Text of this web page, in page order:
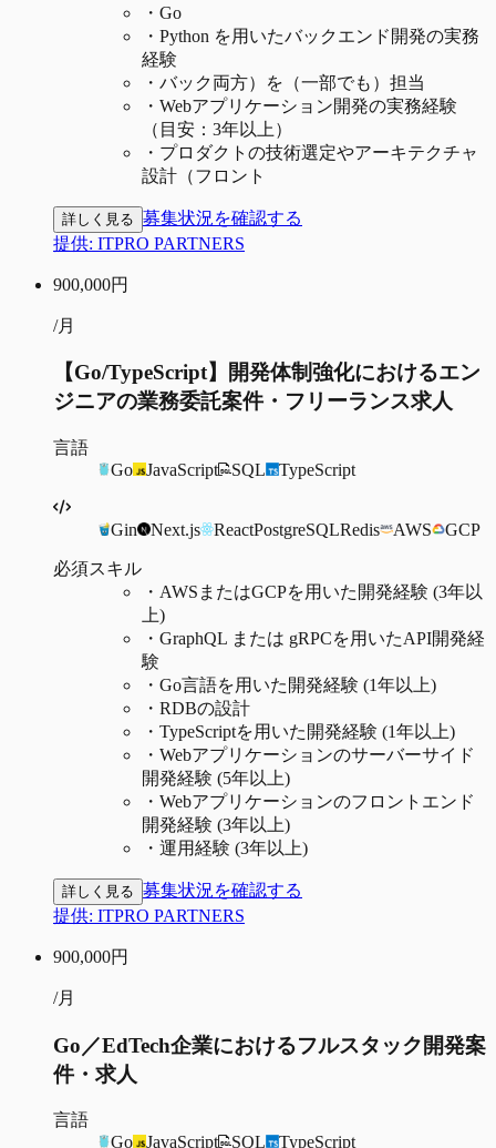
・ Go
・ Python を用いたバックエンド開発の実務
経験
・ バック両方）を（一部でも）担当
・ Webアプリケーション開発の実務経験
（目安：3年以上）
・ プロダクトの技術選定やアーキテクチャ
設計（フロント
詳しく見る 募集状況を確認する
提供: ITPRO PARTNERS
900,000円
/月
【Go/TypeScript】開発体制強化におけるエン
ジニアの業務委託案件・フリーランス求人
言語
Go
JavaScript SQL TypeScript
Gin Next.js ReactPostgreSQLRedis AWS GCP
必須スキル
・ AWSまたはGCPを用いた開発経験 (3年以
上)
・ GraphQL または gRPCを用いたAPI開発経
験
・ Go言語を用いた開発経験 (1年以上)
・ RDBの設計
・ TypeScriptを用いた開発経験 (1年以上)
・ Webアプリケーションのサーバーサイド
開発経験 (5年以上)
・ Webアプリケーションのフロントエンド
開発経験 (3年以上)
・ 運用経験 (3年以上)
詳しく見る 募集状況を確認する
提供: ITPRO PARTNERS
900,000円
/月
Go／EdTech企業におけるフルスタック開発案
件・求人
言語
Go
JavaScript SQL TypeScript